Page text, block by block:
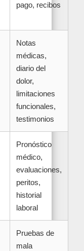
pago, recibos
Notas
médicas,
diario del
dolor,
limitaciones
funcionales,
testimonios
Pronóstico
médico,
evaluaciones,
peritos,
historial
laboral
Pruebas de
mala